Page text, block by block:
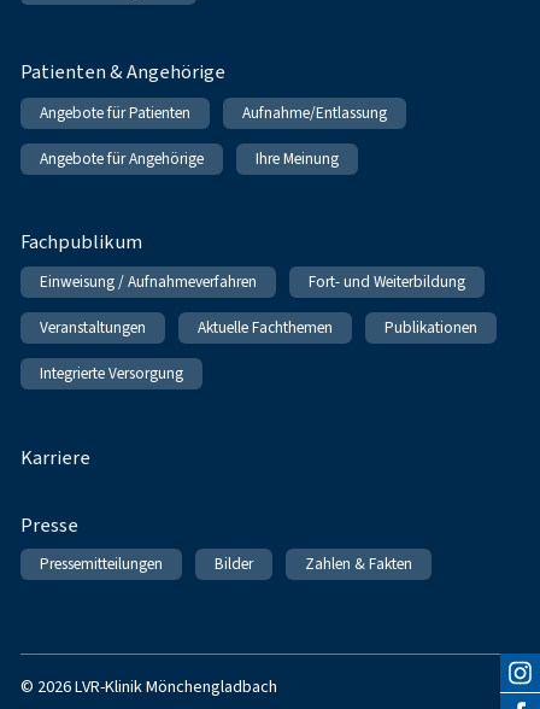
Patienten & Angehörige
Angebote für Patienten Aufnahme/Entlassung
Angebote für Angehörige Ihre Meinung
Fachpublikum
Einweisung / Aufnahmeverfahren Fort- und Weiterbildung
Veranstaltungen Aktuelle Fachthemen Publikationen
Integrierte Versorgung
Karriere
Presse
Pressemitteilungen Bilder Zahlen & Fakten
© 2026 LVR-Klinik Mönchengladbach